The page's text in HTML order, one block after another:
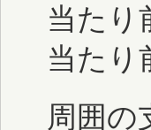
当たり
当たり
周囲の